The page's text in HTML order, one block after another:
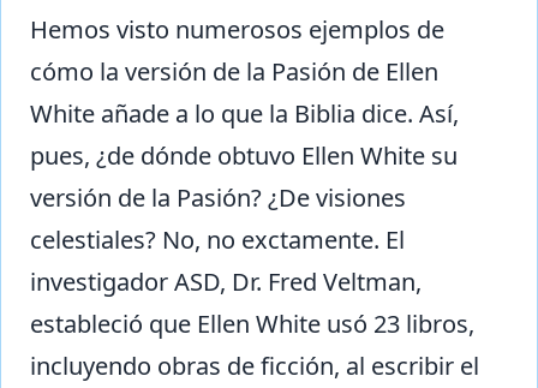
Hemos visto numerosos ejemplos de
cómo la versión de la Pasión de Ellen
White añade a lo que la Biblia dice. Así,
pues, ¿de dónde obtuvo Ellen White su
versión de la Pasión? ¿De visiones
celestiales? No, no exctamente. El
investigador ASD, Dr. Fred Veltman,
estableció que Ellen White usó 23 libros,
incluyendo obras de ficción, al escribir el